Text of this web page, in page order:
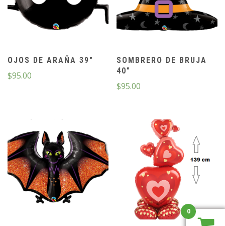
OJOS DE ARAÑA 39″
$95.00
SOMBRERO DE BRUJA
40″
$95.00
0